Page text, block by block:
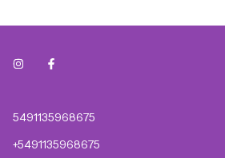
5491135968675
+5491135968675